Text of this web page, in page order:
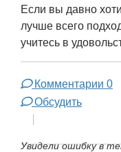
Если вы давно
лучше всего
учитесь в
Комментарии 0
Обсудить
Увидели ошибку в